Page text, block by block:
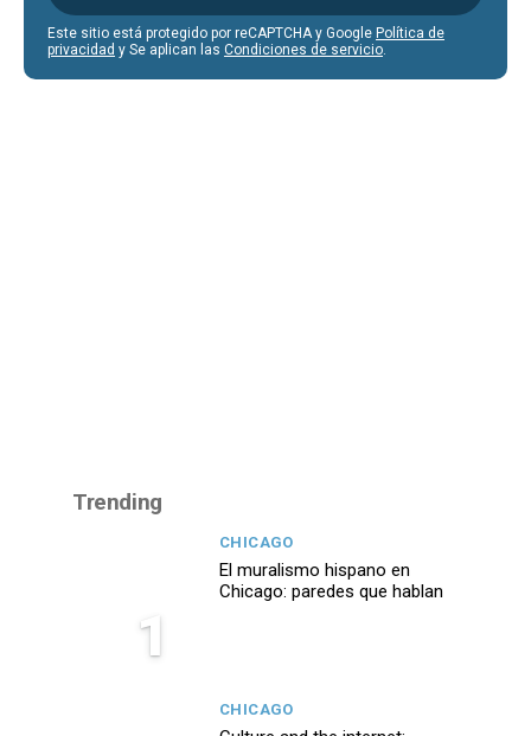
Este sitio está protegido por reCAPTCHA y Google Política de
privacidad y Se aplican las Condiciones de servicio.
Trending
1
CHICAGO
El muralismo hispano en
Chicago: paredes que hablan
CHICAGO